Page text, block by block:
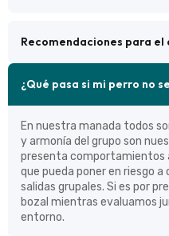
Recomendaciones para el
¿Qué pasa si mi perro no
En nuestra manada todos
y armonía del grupo son
presenta comportamientos
que pueda poner en riesgo
salidas grupales. Si es por
bozal mientras evaluamos
entorno.